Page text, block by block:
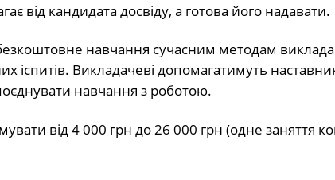
від кандидата досвіду, а готова його надавати.
навчання сучасним методам
іспитів. Викладачеві допомагатимуть
навчання з роботою.
від 4 000 грн до 26 000 грн (одне заняття